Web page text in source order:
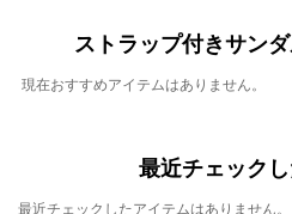
ストラップ付きサン
現在おすすめアイテムはありません。
最近チェック
最近チェックしたアイテムはありません。